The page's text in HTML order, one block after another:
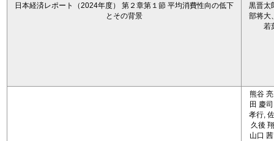
日本経済レポート（2024年度） 第２章第１節 平均消費性向の低下
とその背景
黒晋太
部将大
若
熊谷
田 慶
孝行,
久後
山口